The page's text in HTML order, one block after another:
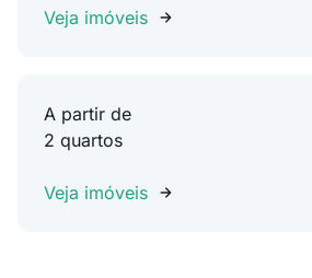
Veja imóveis
A partir de
2 quartos
Veja imóveis